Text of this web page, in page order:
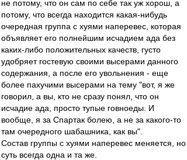
не потому, что он сам по себе так уж хорош, а
потому, что всегда находится какая-нибудь
очередная группа с хуями наперевес, которая
объявляет его полнейшим исчадием ада без
каких-либо положительных качеств, густо
удобряет гостевую своими высерами данного
содержания, а после его увольнения - еще
более пахучими высерами на тему "вот, я же
говорил, а вы, кто не сразу понял, что он
исчадие ада, просто тупые говноеды. И
вообще, я за Спартак болею, а не за какого-то
там очередного шабашника, как вы".
Состав группы с хуями наперевес меняется, но
суть всегда одна и та же.